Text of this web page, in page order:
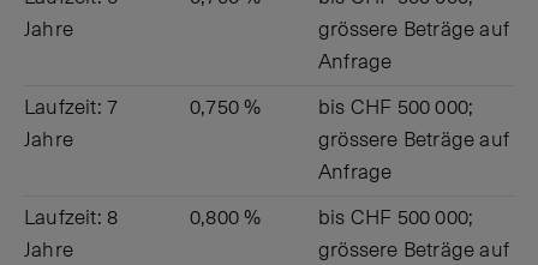
Jahre
grössere Beträge auf
Anfrage
Laufzeit: 7
Jahre
0,750 %
bis CHF 500 000;
grössere Beträge auf
Anfrage
Laufzeit: 8
Jahre
0,800 %
bis CHF 500 000;
grössere Beträge auf